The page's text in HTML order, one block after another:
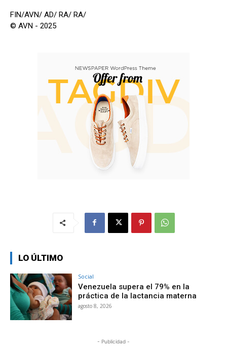
FIN/AVN/ AD/ RA/ RA/
© AVN - 2025
LO ÚLTIMO
Social
Venezuela supera el 79% en la
práctica de la lactancia materna
agosto 8, 2026
- Publicidad -